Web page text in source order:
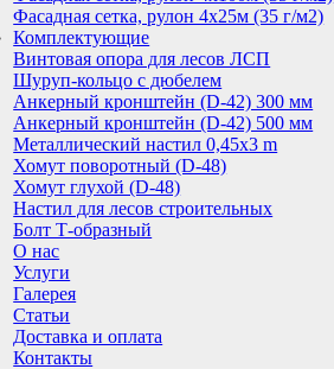
Фасадная сетка, рулон 4х25м (35 г/м2)
Комплектующие
Винтовая опора для лесов ЛСП
Шуруп-кольцо с дюбелем
Анкерный кронштейн (D-42) 300 мм
Анкерный кронштейн (D-42) 500 мм
Металлический настил 0,45x3 m
Хомут поворотный (D-48)
Хомут глухой (D-48)
Настил для лесов строительных
Болт Т-образный
О нас
Услуги
Галерея
Статьи
Доставка и оплата
Контакты